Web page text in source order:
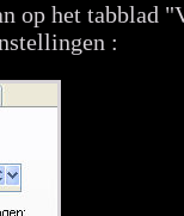
op het tabblad
: